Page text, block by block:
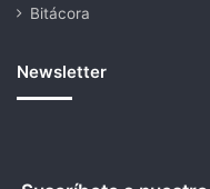
Bitácora
Newsletter